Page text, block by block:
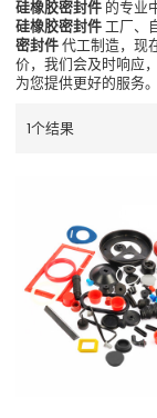
硅橡胶密封件 的专业
硅橡胶密封件工厂、
密封件代工制造，现
价，我们会及时响应
为您提供更好的服务。
1个结果